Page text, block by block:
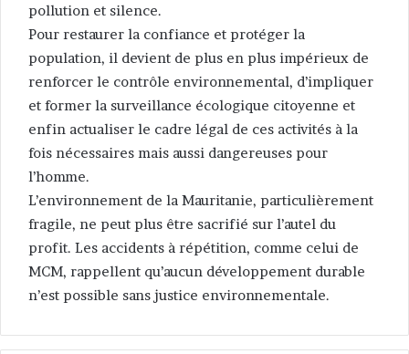
pollution et silence.
Pour restaurer la confiance et protéger la
population, il devient de plus en plus impérieux de
renforcer le contrôle environnemental, d’impliquer
et former la surveillance écologique citoyenne et
enfin actualiser le cadre légal de ces activités à la
fois nécessaires mais aussi dangereuses pour
l’homme.
L’environnement de la Mauritanie, particulièrement
fragile, ne peut plus être sacrifié sur l’autel du
profit. Les accidents à répétition, comme celui de
MCM, rappellent qu’aucun développement durable
n’est possible sans justice environnementale.